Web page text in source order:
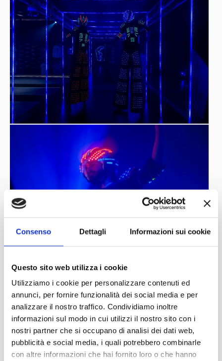
Consenso Dettagli Informazioni sui cookie
Questo sito web utilizza i cookie
Utilizziamo i cookie per personalizzare contenuti ed
annunci, per fornire funzionalità dei social media e per
analizzare il nostro traffico. Condividiamo inoltre
informazioni sul modo in cui utilizzi il nostro sito con i
nostri partner che si occupano di analisi dei dati web,
pubblicità e social media, i quali potrebbero combinarle
con altre informazioni che hai fornito loro o che hanno